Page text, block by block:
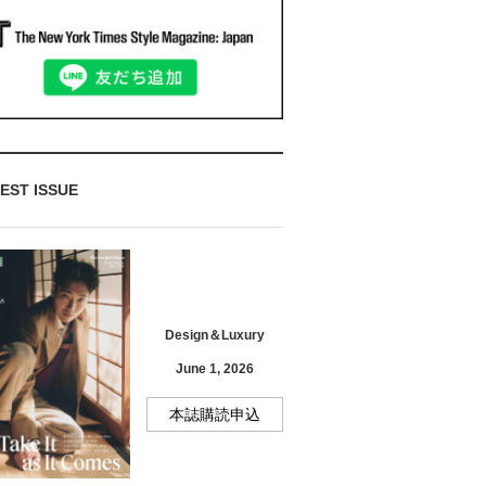
ISSUE
Design＆Luxury
June 1, 2026
本誌購読申込